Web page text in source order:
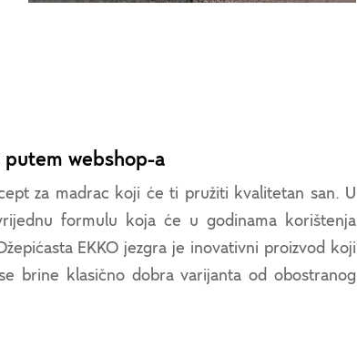
webshop-a
za madrac koji će ti pružiti kvalitetan san. U
formulu koja će u godinama korištenja
EKKO jezgra je inovativni proizvod koji
brine klasično dobra varijanta od obostranog